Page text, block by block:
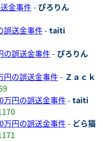
金事件- ぴろりん
誤送金事件- taiti
の誤送金事件- ぴろりん
円の誤送金事件- Ｚａｃｋ
万円の誤送金事件- taiti
万円の誤送金事件- どら猫